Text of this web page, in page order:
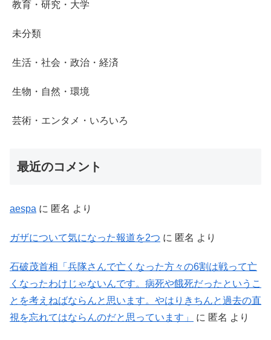
教育・研究・大学
未分類
生活・社会・政治・経済
生物・自然・環境
芸術・エンタメ・いろいろ
最近のコメント
aespa に 匿名 より
ガザについて気になった報道を2つ に 匿名 より
石破茂首相「兵隊さんで亡くなった方々の6割は戦って亡
くなったわけじゃないんです。病死や餓死だったというこ
とを考えねばならんと思います。やはりきちんと過去の直
視を忘れてはならんのだと思っています」
に 匿名 より